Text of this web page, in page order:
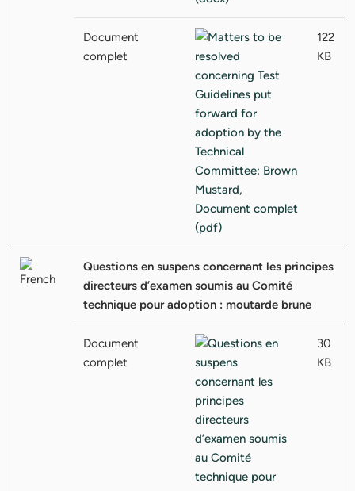
Document
complet
122
KB
Questions en suspens concernant les principes
directeurs d’examen soumis au Comité
technique pour adoption : moutarde brune
Document
complet
30
KB